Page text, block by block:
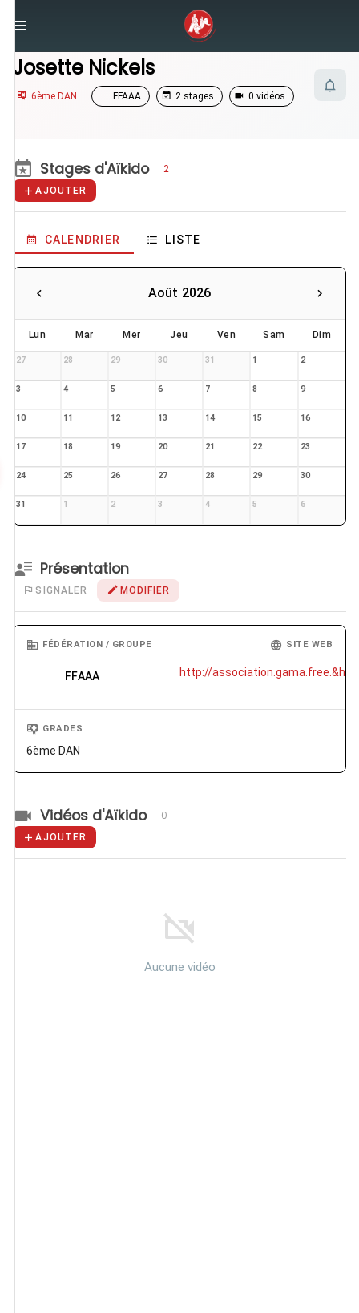
Josette Nickels
Josette Nickels
6ème DAN FFAAA 2 stages 0 vidéos
Stages d'Aïkido 2
AJOUTER
CALENDRIER LISTE
Août 2026
Lun Mar Mer Jeu Ven Sam Dim
27 28 29 30 31 1 2
3 4 5 6 7 8 9
10 11 12 13 14 15 16
17 18 19 20 21 22 23
24 25 26 27 28 29 30
31 1 2 3 4 5 6
Présentation
SIGNALER MODIFIER
FÉDÉRATION / GROUPE
FFAAA
SITE WEB
http://
GRADES
6ème DAN
Vidéos d'Aïkido 0
AJOUTER
Aucune vidéo